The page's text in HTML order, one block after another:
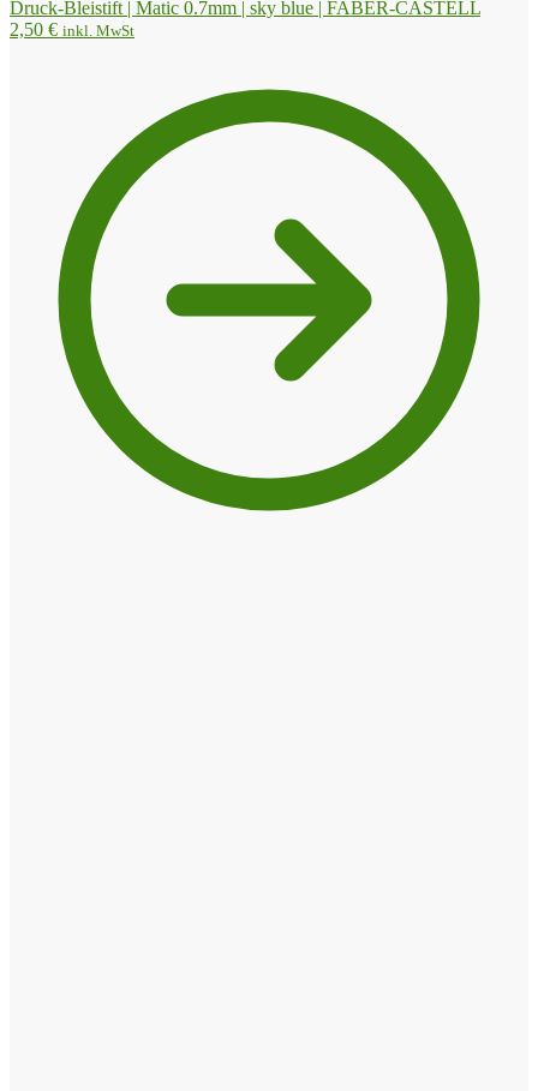
Druck-Bleistift | Matic 0.7mm | sky blue | FABER-CASTELL
2,50 € inkl. MwSt